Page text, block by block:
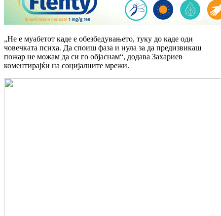
„Не е муабетот каде е обезбедувањето, туку до каде оди
човечката психа. Да споиш фаза и нула за да предизвикаш
пожар не можам да си го објаснам“, додава Захариев
коментирајќи на социјалните мрежи.